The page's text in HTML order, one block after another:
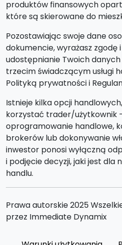
produktów finansowych
które są skierowane do
Pozostawiając swoje dane
dokumencie, wyrażasz zgodę
udostępnianie Twoich
trzecim świadczącym usługi
Polityką prywatności i
Istnieje kilka opcji
korzystać trader/użytkownik
oprogramowanie handlowe,
brokerów lub dokonywanie
inwestor ponosi wyłączną
i podjęcie decyzji, jaki jest dla
handlu.
Prawa autorskie 2025
przez Immediate Dynamix